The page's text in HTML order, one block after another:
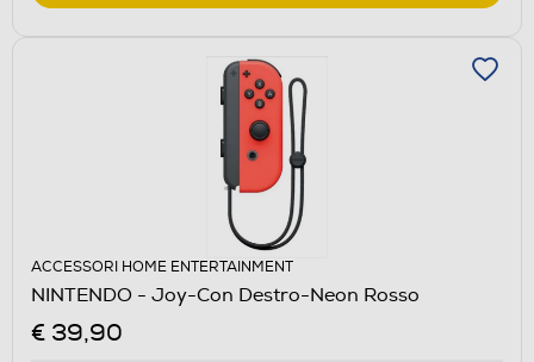
ACCESSORI HOME ENTERTAINMENT
NINTENDO - Joy-Con Destro-Neon Rosso
€ 39,90